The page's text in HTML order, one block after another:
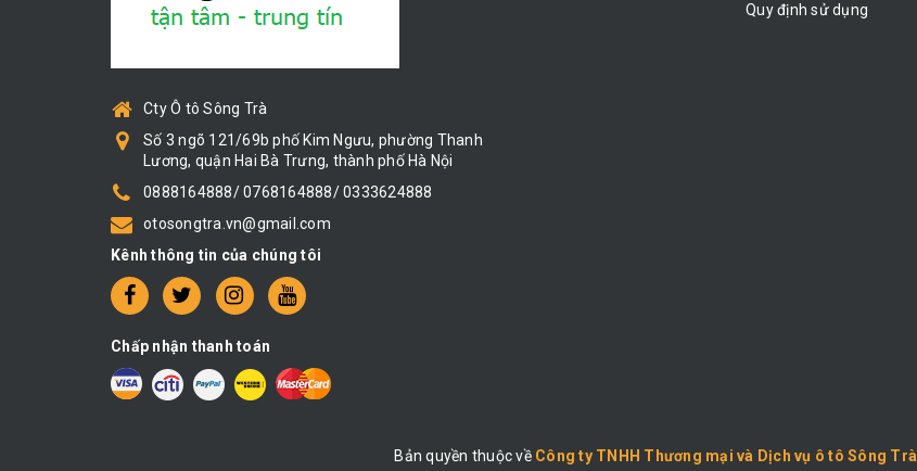
Cty Ô tô Sông Trà
Số 3 ngõ 121/69b phố Kim Ngưu, phường Thanh
Lương, quận Hai Bà Trưng, thành phố Hà Nội
0888164888/ 0768164888/ 0333624888
otosongtra.vn@gmail.com
Kênh thông tin của chúng tôi
Chấp nhận thanh toán
Quy định sử dụng
Bản quyền thuộc về Công ty TNHH Thương mại và Dịch vụ ô tô Sông Trà